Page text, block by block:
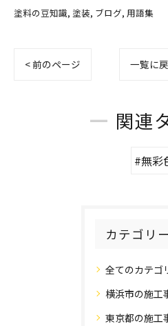
塗料の豆知識 塗装 ブログ 用語集
< 前のページ 一覧に
関連
#無彩
カテゴリー
全てのカテゴ
横浜市の施工
東京都の施工